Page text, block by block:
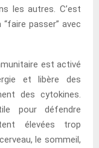
les autres. C’est
passer” avec
est activé
et libère des
des cytokines.
pour défendre
élevées trop
le sommeil,